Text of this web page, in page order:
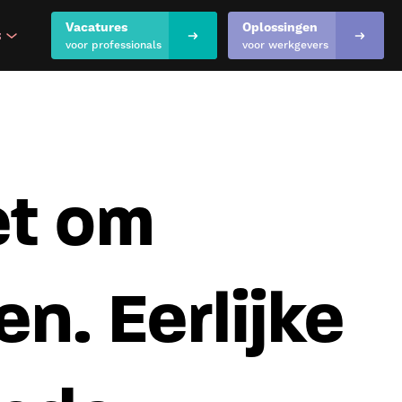
show submenu for "Inspiratie & kennis"
Vacatures
voor professionals
Oplossingen
voor werkgevers
om
Eerlijke